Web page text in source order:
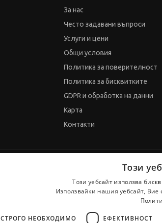
За нас
Често задавани въпроси
Услуги и цени
Общи условия
Политика за поверителност
Политика за бисквитките
GDPR и обработка на данни
Карта
Контакти
Този
Този уебсайт използва
Използвайки нашия уебсайт, Вие
СТРОГО НЕОБХОДИМО ЕФЕКТИВНОСТ